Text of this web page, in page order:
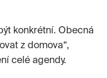
konkrétní. Obecná
z domova“,
celé agendy.